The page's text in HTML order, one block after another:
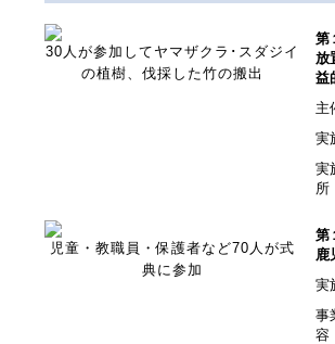
30人が参加してヤマザクラ･スダジイ
の植樹、伐採した竹の搬出
第
放
益
主
実
実
所
児童・教職員・保護者など70人が式
典に参加
第
鹿
実
事
容